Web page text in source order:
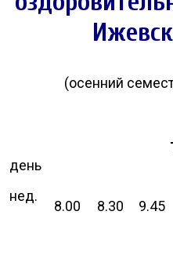
(осенний
день
нед.
8.00 8.30 9.45